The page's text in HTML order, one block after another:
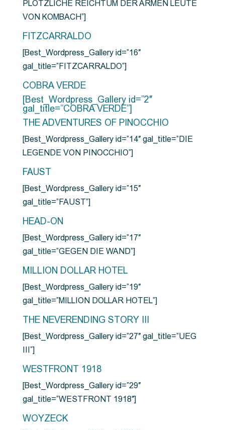
PLÖTZLICHE REICHTUM DER ARMEN LEUTE
VON KOMBACH”]
FITZCARRALDO
[Best_Wordpress_Gallery id=”16″
gal_title=”FITZCARRALDO”]
COBRA VERDE
[Best_Wordpress_Gallery id=”2″
gal_title=”COBRA VERDE”]
THE ADVENTURES OF PINOCCHIO
[Best_Wordpress_Gallery id=”14″ gal_title=”DIE
LEGENDE VON PINOCCHIO”]
FAUST
[Best_Wordpress_Gallery id=”15″
gal_title=”FAUST”]
HEAD-ON
[Best_Wordpress_Gallery id=”17″
gal_title=”GEGEN DIE WAND”]
MILLION DOLLAR HOTEL
[Best_Wordpress_Gallery id=”19″
gal_title=”MILLION DOLLAR HOTEL”]
THE NEVERENDING STORY III
[Best_Wordpress_Gallery id=”27″ gal_title=”UEG
III”]
WESTFRONT 1918
[Best_Wordpress_Gallery id=”29″
gal_title=”WESTFRONT 1918″]
WOYZECK